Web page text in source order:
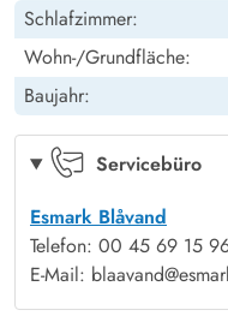
sorgen für einen
Wohngefühl. Wenn das
einem leckeren
gemeinsamen
bedeutet.
paar kleine Stufen
haben bequeme
Einzelbetten. Es gibt
Schlafzimmer:
Wohn-/Grundfläche:
Baujahr:
Servicebüro
Esmark Blåvand
Telefon: 00 45 69 15
E-Mail: